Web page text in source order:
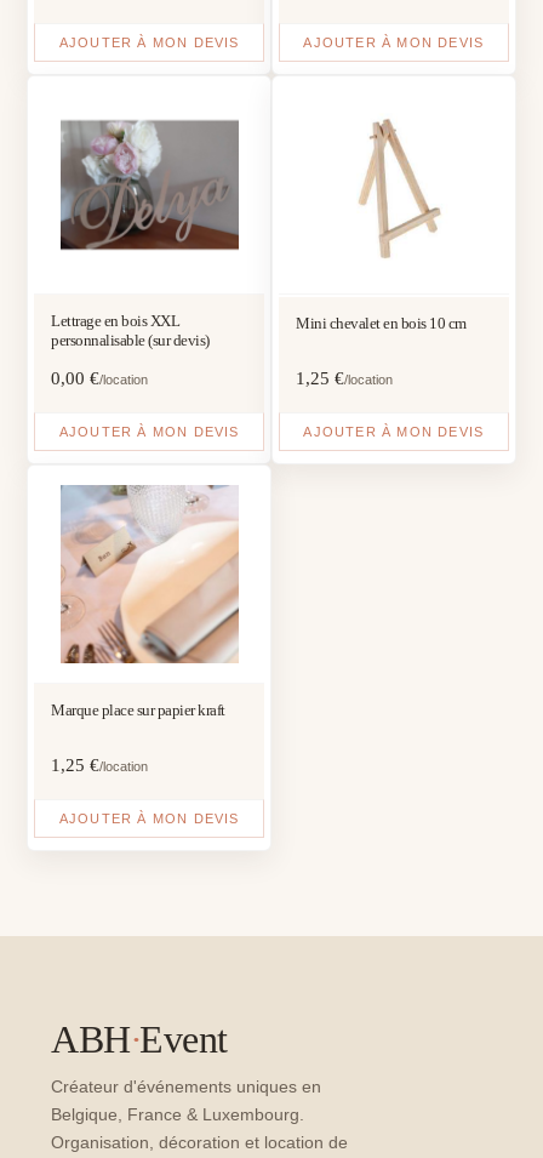
AJOUTER À MON DEVIS AJOUTER À MON DEVIS
Lettrage en bois XXL
personnalisable (sur devis)
0,00€/location
AJOUTER À MON DEVIS
Mini chevalet en bois 10 cm
1,25 €/location
AJOUTER À MON DEVIS
Marque place sur papier kraft
1,25€/location
AJOUTER À MON DEVIS
ABH·Event
Créateur d'événements uniques en
Belgique, France & Luxembourg.
Organisation, décoration et location de